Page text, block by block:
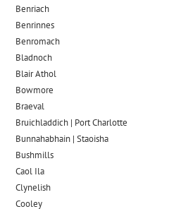
Benriach
Benrinnes
Benromach
Bladnoch
Blair Athol
Bowmore
Braeval
Bruichladdich | Port Charlotte
Bunnahabhain | Staoisha
Bushmills
Caol Ila
Clynelish
Cooley